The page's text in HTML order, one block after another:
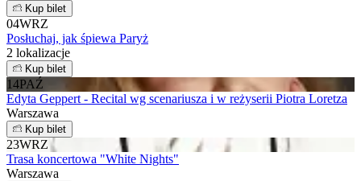
Kup bilet
04WRZ
Posłuchaj, jak śpiewa Paryż
2 lokalizacje
Kup bilet
14PAŹ
Edyta Geppert - Recital wg scenariusza i w reżyserii Piotra Loretza
Warszawa
Kup bilet
23WRZ
Trasa koncertowa "White Nights"
Warszawa